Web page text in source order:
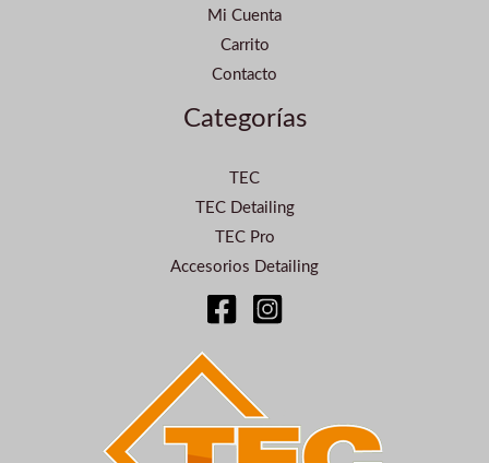
Mi Cuenta
Carrito
Contacto
Categorías
TEC
TEC Detailing
TEC Pro
Accesorios Detailing